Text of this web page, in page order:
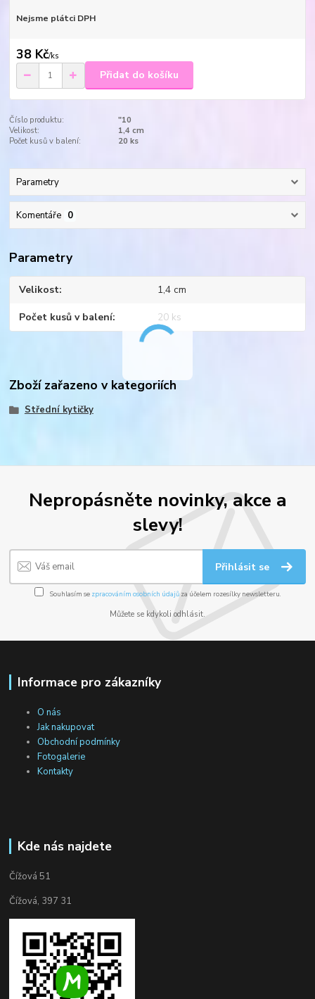
Nejsme plátci DPH
38 Kč/ks
Přidat do košíku
Číslo produktu:
"10
Velikost:
1,4 cm
Počet kusů v balení:
20 ks
Parametry
Komentáře 0
Parametry
Velikost 1,4 cm
Počet kusů v balení 20 ks
Zboží zařazeno v kategoriích
Střední kytičky
Nepropásněte novinky, akce a
slevy!
Přihlásit se
Souhlasím se zpracováním osobních údajůza účelem rozesílky newsletteru.
Můžete se kdykoli odhlásit.
Informace pro zákazníky
O nás
Jak nakupovat
Obchodní podmínky
Fotogalerie
Kontakty
Kde nás najdete
Čížová 51
Čížová, 397 31